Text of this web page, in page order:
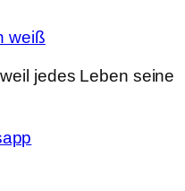
jedes Leben seine